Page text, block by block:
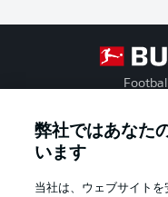
弊社ではあなた
います
当社は、ウェブサイト